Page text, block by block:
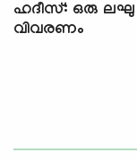
ഹദീസ്: ഒരു ലഘു
വിവരണം